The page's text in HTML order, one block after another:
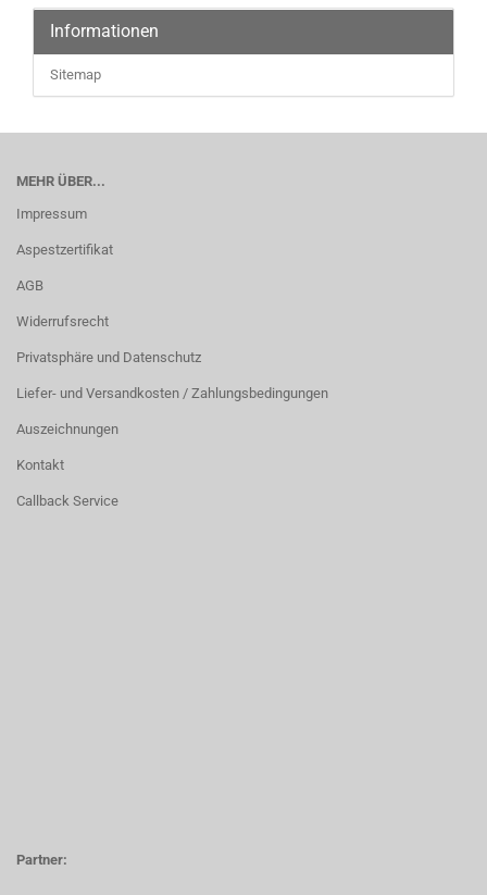
Informationen
Sitemap
MEHR ÜBER...
Impressum
Aspestzertifikat
AGB
Widerrufsrecht
Privatsphäre und Datenschutz
Liefer- und Versandkosten / Zahlungsbedingungen
Auszeichnungen
Kontakt
Callback Service
Partner: